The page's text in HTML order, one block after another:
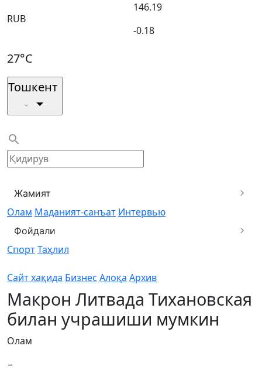
RUB
146.19
-0.18
27°C
Тошкент
Жамият
Олам Маданият-санъат Интервью
Фойдали
СпортТаҳлил
Сайт хақида Бизнес Алоқа Архив
Макрон Литвада Тихановская
билан учрашиши мумкин
Олам
−